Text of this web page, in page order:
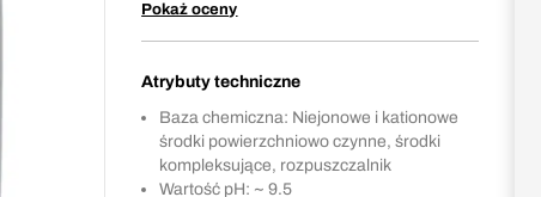
Pokaż oceny
Atrybuty techniczne
Baza chemiczna: Niejonowe i kationowe
środki powierzchniowo czynne, środki
kompleksujące, rozpuszczalnik
Wartość pH: ~ 9.5